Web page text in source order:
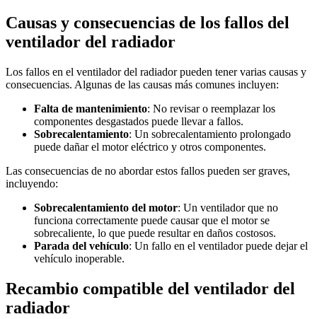
Causas y consecuencias de los fallos del
ventilador del radiador
Los fallos en el ventilador del radiador pueden tener varias causas y
consecuencias. Algunas de las causas más comunes incluyen:
Falta de mantenimiento: No revisar o reemplazar los
componentes desgastados puede llevar a fallos.
Sobrecalentamiento: Un sobrecalentamiento prolongado
puede dañar el motor eléctrico y otros componentes.
Las consecuencias de no abordar estos fallos pueden ser graves,
incluyendo:
Sobrecalentamiento del motor: Un ventilador que no
funciona correctamente puede causar que el motor se
sobrecaliente, lo que puede resultar en daños costosos.
Parada del vehículo: Un fallo en el ventilador puede dejar el
vehículo inoperable.
Recambio compatible del ventilador del
radiador